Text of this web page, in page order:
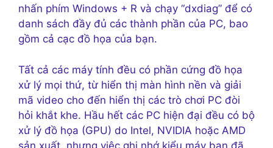
nhấn phím Windows + R và chạy “dxdiag” để có
danh sách đầy đủ các thành phần của PC, bao
gồm cả cạc đồ họa của bạn.
Tất cả các máy tính đều có phần cứng đồ họa
xử lý mọi thứ, từ hiển thị màn hình nền và giải
mã video cho đến hiển thị các trò chơi PC đòi
hỏi khắt khe. Hầu hết các PC hiện đại đều có bộ
xử lý đồ họa (GPU) do Intel, NVIDIA hoặc AMD
sản xuất, nhưng việc ghi nhớ kiểu máy bạn đã